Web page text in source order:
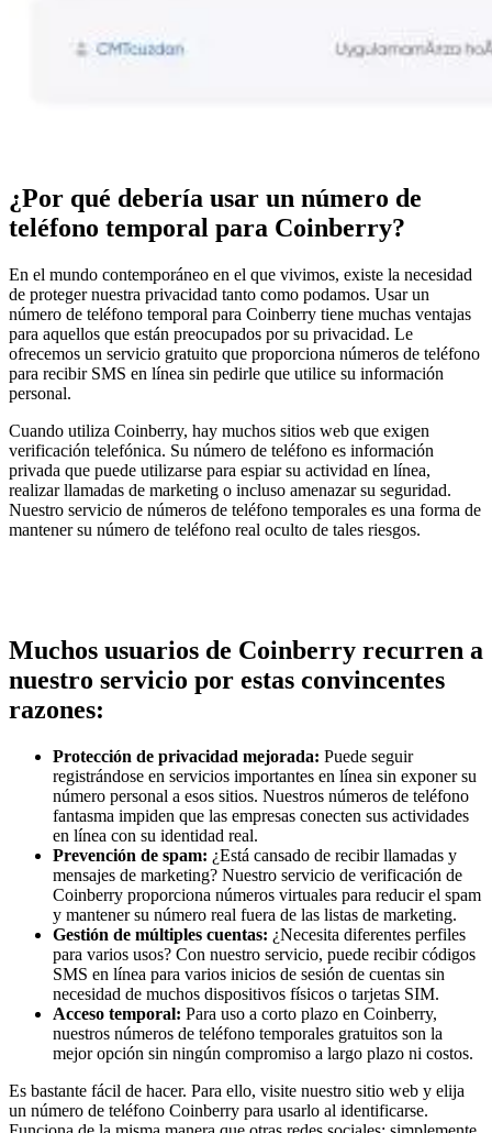
¿Por qué debería usar un número de
teléfono temporal para Coinberry?
En el mundo contemporáneo en el que vivimos, existe la necesidad
de proteger nuestra privacidad tanto como podamos. Usar un
número de teléfono temporal para Coinberry tiene muchas ventajas
para aquellos que están preocupados por su privacidad. Le
ofrecemos un servicio gratuito que proporciona números de teléfono
para recibir SMS en línea sin pedirle que utilice su información
personal.
Cuando utiliza Coinberry, hay muchos sitios web que exigen
verificación telefónica. Su número de teléfono es información
privada que puede utilizarse para espiar su actividad en línea,
realizar llamadas de marketing o incluso amenazar su seguridad.
Nuestro servicio de números de teléfono temporales es una forma de
mantener su número de teléfono real oculto de tales riesgos.
Muchos usuarios de Coinberry recurren a
nuestro servicio por estas convincentes
razones:
Protección de privacidad mejorada: Puede seguir
registrándose en servicios importantes en línea sin exponer su
número personal a esos sitios. Nuestros números de teléfono
fantasma impiden que las empresas conecten sus actividades
en línea con su identidad real.
Prevención de spam: ¿Está cansado de recibir llamadas y
mensajes de marketing? Nuestro servicio de verificación de
Coinberry proporciona números virtuales para reducir el spam
y mantener su número real fuera de las listas de marketing.
Gestión de múltiples cuentas: ¿Necesita diferentes perfiles
para varios usos? Con nuestro servicio, puede recibir códigos
SMS en línea para varios inicios de sesión de cuentas sin
necesidad de muchos dispositivos físicos o tarjetas SIM.
Acceso temporal: Para uso a corto plazo en Coinberry,
nuestros números de teléfono temporales gratuitos son la
mejor opción sin ningún compromiso a largo plazo ni costos.
Es bastante fácil de hacer. Para ello, visite nuestro sitio web y elija
un número de teléfono Coinberry para usarlo al identificarse.